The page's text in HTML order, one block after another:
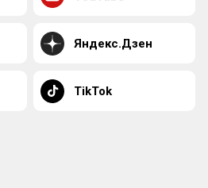
Яндекс.Дзен
TikTok